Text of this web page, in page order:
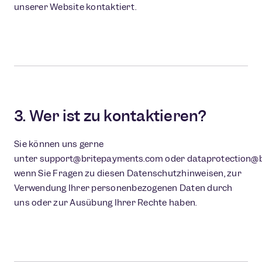
unserer Website kontaktiert.
3. Wer ist zu kontaktieren?
Sie können uns gerne
unter support@britepayments.com oder
wenn Sie Fragen zu diesen Datenschutzhinweisen, zur
Verwendung Ihrer personenbezogenen Daten durch
uns oder zur Ausübung Ihrer Rechte haben.